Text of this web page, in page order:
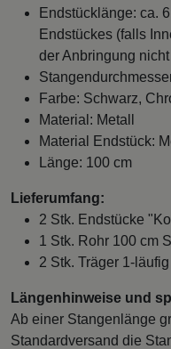
Endstücklänge: ca.
Endstückes (falls
der Anbringung
Farbe: Schwarz,
Material: Metall
Material Endstück:
Länge: 100 cm
Lieferumfang:
2 Stk. Endstücke
1 Stk. Rohr 100 cm
2 Stk. Träger 1-
Längenhinweise und
Ab einer Stangenlänge
Standardversand die